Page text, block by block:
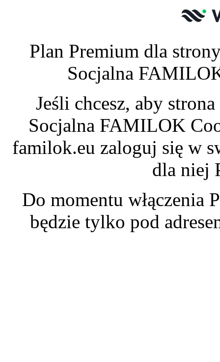
Plan Premium dla
Socjalna
Jeśli chcesz, aby
Socjalna FAMILOK
familok.eu zaloguj się w
dla niej
Do momentu włączenia
będzie tylko pod